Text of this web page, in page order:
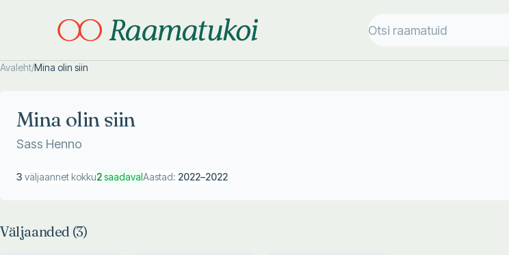
Avaleht/Mina olin siin
Mina olin siin
Sass Henno
3 väljaannet kokku2saadavalAastad: 2022–2022
Väljaanded (3)